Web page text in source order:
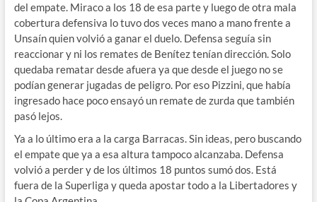
del empate. Miraco a los 18 de esa parte y luego de otra mala
cobertura defensiva lo tuvo dos veces mano a mano frente a
Unsaín quien volvió a ganar el duelo. Defensa seguía sin
reaccionar y ni los remates de Benítez tenían dirección. Solo
quedaba rematar desde afuera ya que desde el juego no se
podían generar jugadas de peligro. Por eso Pizzini, que había
ingresado hace poco ensayó un remate de zurda que también
pasó lejos.
Ya a lo último era a la carga Barracas. Sin ideas, pero buscando
el empate que ya a esa altura tampoco alcanzaba. Defensa
volvió a perder y de los últimos 18 puntos sumó dos. Está
fuera de la Superliga y queda apostar todo a la Libertadores y